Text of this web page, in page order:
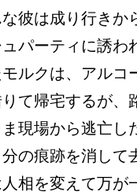
彼は成り行きか
パーティに誘わ
ルクは、アルコ
て帰宅するが、
現場から逃亡し
の痕跡を消して
相を変えて万が